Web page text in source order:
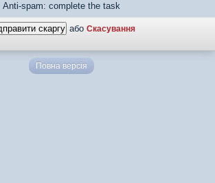
Anti-spam: complete the task
або Скасування
Повна версія